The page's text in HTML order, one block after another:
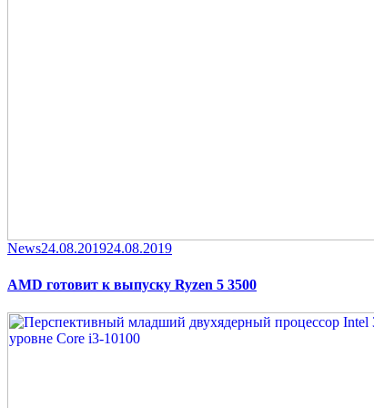
Category
NewsPosted
24.08.201924.08.2019
AMD готовит к выпуску Ryzen 5 3500